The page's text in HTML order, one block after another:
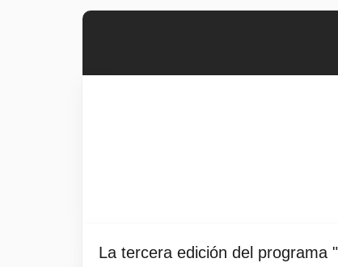
La tercera edición del programa